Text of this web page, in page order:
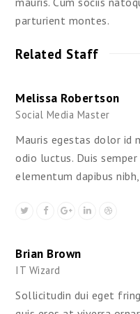
parturient montes.
Related Staff
Melissa Robertson
Social Media Master
Mauris egestas dolor id
odio luctus. Duis
elementum dapibus
Brian Brown
IT Wizard
Sollicitudin dui eget